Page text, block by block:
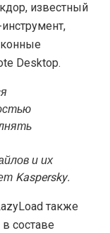
известный
Desktop.
и их
Kaspersky.
также
составе